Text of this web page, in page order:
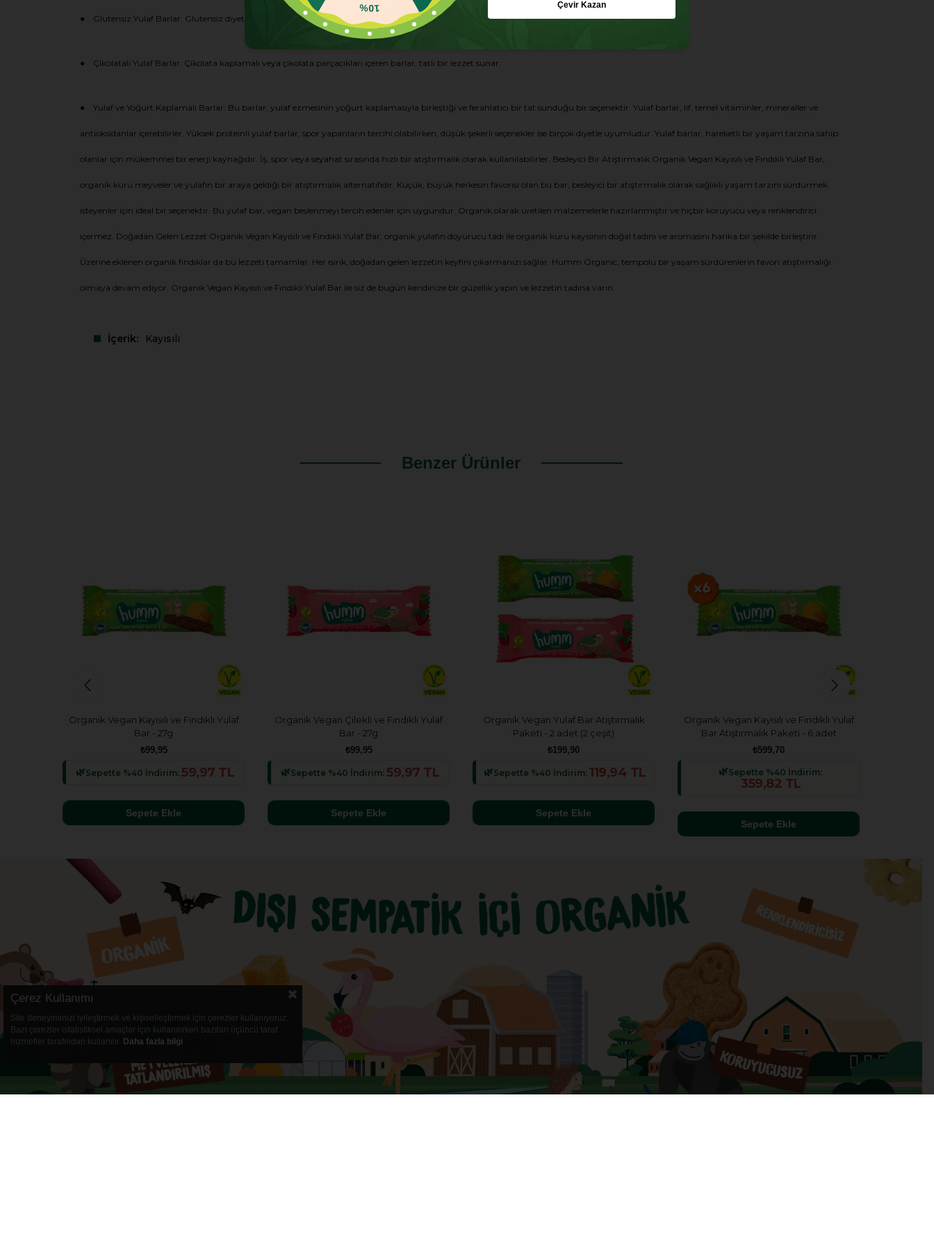
● Glutensiz Yulaf Barlar: Glutensiz diyetlere uyan kişiler için özel olarak üretilen barlar, çeşitli glutensiz tahılların kullanımıyla yapılır.
● Çikolatalı Yulaf Barlar: Çikolata kaplamalı veya çikolata parçacıkları içeren barlar, tatlı bir lezzet sunar.
● Yulaf ve Yoğurt Kaplamalı Barlar: Bu barlar, yulaf ezmesinin yoğurt kaplamasıyla birleştiği ve ferahlatıcı bir tat sunduğu bir seçenektir. Yulaf barlar, lif, temel vitaminler, mineraller ve
antioksidanlar içerebilirler. Yüksek proteinli yulaf barlar, spor yapanların tercihi olabilirken, düşük şekerli seçenekler ise birçok diyetle uyumludur. Yulaf barlar, hareketli bir yaşam tarzına sahip
olanlar için mükemmel bir enerji kaynağıdır. İş, spor veya seyahat sırasında hızlı bir atıştırmalık olarak kullanılabilirler. Besleyici Bir Atıştırmalık Organik Vegan Kayısılı ve Fındıklı Yulaf Bar,
organik kuru meyveler ve yulafın bir araya geldiği bir atıştırmalık alternatifidir. Küçük, büyük herkesin favorisi olan bu bar, besleyici bir atıştırmalık olarak sağlıklı yaşam tarzını sürdürmek
isteyenler için ideal bir seçenektir. Bu yulaf bar, vegan beslenmeyi tercih edenler için uygundur. Organik olarak üretilen malzemelerle hazırlanmıştır ve hiçbir koruyucu veya renklendirici
içermez. Doğadan Gelen Lezzet Organik Vegan Kayısılı ve Fındıklı Yulaf Bar, organik yulafın doyurucu tadı ile organik kuru kayısının doğal tadını ve aromasını harika bir şekilde birleştirir.
Üzerine eklenen organik fındıklar da bu lezzeti tamamlar. Her ısırık, doğadan gelen lezzetin keyfini çıkarmanızı sağlar. Humm Organic, tempolu bir yaşam sürdürenlerin favori atıştırmalığı
olmaya devam ediyor. Organik Vegan Kayısılı ve Fındıklı Yulaf Bar ile siz de bugün kendinize bir güzellik yapın ve lezzetin tadına varın.
İçerik Kayısılı
Benzer Ürünler
Organik Vegan Kayısılı ve Fındıklı Yulaf
Bar - 27g
₺99,95
Sepette %40 İndirim: 59,97 TL
Sepete Ekle
Organik Vegan Çilekli ve Fındıklı Yulaf
Bar - 27g
₺99,95
Sepette %40 İndirim: 59,97 TL
Sepete Ekle
Organik Vegan Yulaf Bar Atıştırmalık
Paketi - 2 adet (2 çeşit)
₺199,90
Sepette %40 İndirim: 119,94 TL
Sepete Ekle
Organik Vegan Kayısılı ve Fındıklı Yulaf
Bar Atıştırmalık Paketi - 6 adet
₺599,70
Sepette %40 İndirim:
359,82 TL
Sepete Ekle
Çerez Kullanımı
Site deneyiminizi iyileştirmek ve kişiselleştirmek için çerezler kullanıyoruz.
Bazı çerezler istatistiksel amaçlar için kullanılırken bazıları üçüncü taraf
hizmetler tarafından kullanılır. Daha fazla bilgi
10% Çevir Kazan